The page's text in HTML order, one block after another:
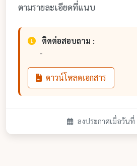
ตามรายละเอียดที่แนบ
ติดต่อสอบถาม :
-
ดาวน์โหลดเอกสาร
ลงประกาศเมื่อวันที่